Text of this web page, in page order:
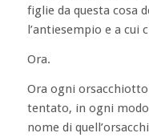
figlie da questa cosa
l’antiesempio e a cui
Ora.
Ora ogni
tentato, in ogni
nome di